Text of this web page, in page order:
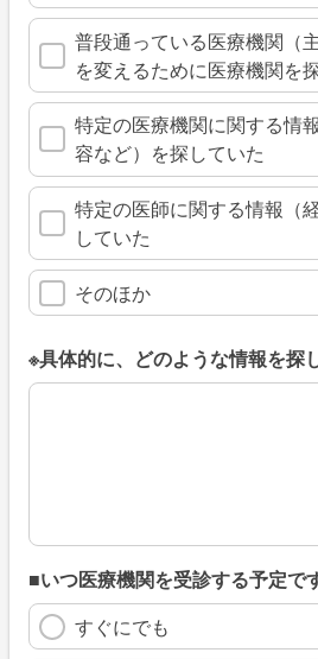
普段通っている医療機関（
を変えるために医療機関を
特定の医療機関に関する情
容など）を探していた
特定の医師に関する情報（
していた
そのほか
※具体的に、どのような情報を探
※具体的に、どのような情報を探
■いつ医療機関を受診する予定で
すぐにでも